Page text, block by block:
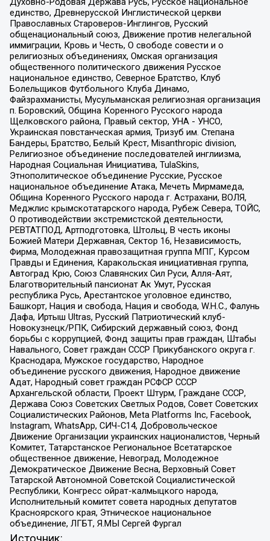
единство, Древнерусской Инглистической церкви
Православных Староверов-Инглингов, Русский
общенациональный союз, Движение против нелегальной
иммиграции, Кровь и Честь, О свободе совести и о
религиозных объединениях, Омская организация
общественного политического движения Русское
национальное единство, Северное Братство, Клуб
Болельщиков Футбольного Клуба Динамо,
Файзрахманисты, Мусульманская религиозная организация
п. Боровский, Община Коренного Русского народа
Щелковского района, Правый сектор, УНА - УНСО,
Украинская повстанческая армия, Тризуб им. Степана
Бандеры, Братство, Белый Крест, Misanthropic division,
Религиозное объединение последователей инглиизма,
Народная Социальная Инициатива, TulaSkins,
Этнополитическое объединение Русские, Русское
национальное объединение Атака, Мечеть Мирмамеда,
Община Коренного Русского народа г. Астрахани, ВОЛЯ,
Меджлис крымскотатарского народа, Рубеж Севера, ТОЙС,
О противодействии экстремистской деятельности,
РЕВТАТПОД, Артподготовка, Штольц, В честь иконы
Божией Матери Державная, Сектор 16, Независимость,
Фирма, Молодежная правозащитная группа МПГ, Курсом
Правды и Единения, Каракольская инициативная группа,
Автоград Крю, Союз Славянских Сил Руси, Алля-Аят,
Благотворительный пансионат Ак Умут, Русская
республика Русь, Арестантское уголовное единство,
Башкорт, Нация и свобода, Нация и свобода, W.H.С., Фалунь
Дафа, Иртыш Ultras, Русский Патриотический клуб-
Новокузнецк/РПК, Сибирский державный союз, Фонд
борьбы с коррупцией, Фонд защиты прав граждан, Штабы
Навального, Совет граждан СССР Прикубанского округа г.
Краснодара, Мужское государство, Народное
объединение русского движения, Народное движение
Адат, Народный совет граждан РСФСР СССР
Архангельской области, Проект Штурм, Граждане СССР,
Держава Союз Советских Светлых Родов, Совет Советских
Социалистических Районов, Meta Platforms Inc, Facebook,
Instagram, WhatsApp, СИЧ-С14, Добровольческое
Движение Организации украинских националистов, Черный
Комитет, Татарстанское Региональное Всетатарское
общественное движение, Невоград, Молодежное
Демократическое Движение Весна, Верховный Совет
Татарской Автономной Советской Социалистической
Республики, Конгресс ойрат-калмыцкого народа,
Исполнительный комитет совета народных депутатов
Красноярского края, Этническое национальное
объединение, ЛГБТ, Я.МЫ Сергей Фургал